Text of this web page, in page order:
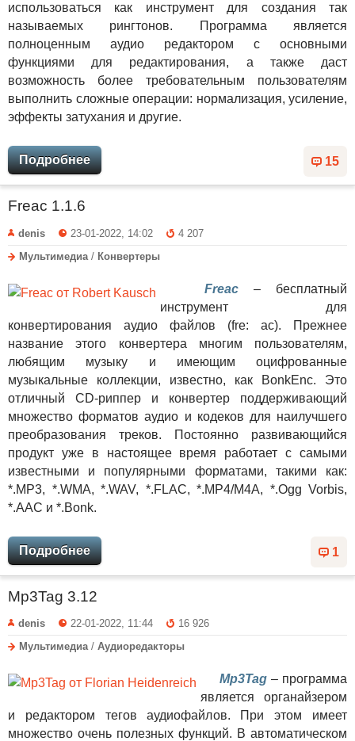
использоваться как инструмент для создания так
называемых рингтонов. Программа является
полноценным аудио редактором с основными
функциями для редактирования, а также даст
возможность более требовательным пользователям
выполнить сложные операции: нормализация, усиление,
эффекты затухания и другие.
15
Подробнее
Freac 1.1.6
denis 23-01-2022, 14:02
4 207
Мультимедиа / Конвертеры
Freac – бесплатный
инструмент для
конвертирования аудио файлов (fre: ac). Прежнее
название этого конвертера многим пользователям,
любящим музыку и имеющим оцифрованные
музыкальные коллекции, известно, как BonkEnc. Это
отличный CD-риппер и конвертер поддерживающий
множество форматов аудио и кодеков для наилучшего
преобразования треков. Постоянно развивающийся
продукт уже в настоящее время работает с самыми
известными и популярными форматами, такими как:
*.MP3, *.WMA, *.WAV, *.FLAC, *.MP4/M4A, *.Ogg Vorbis,
*.AAC и *.Bonk.
1
Подробнее
Mp3Tag 3.12
denis 22-01-2022, 11:44
16 926
Мультимедиа/ Аудиоредакторы
Mp3Tag – программа
является органайзером
и редактором тегов аудиофайлов. При этом имеет
множество очень полезных функций. В автоматическом